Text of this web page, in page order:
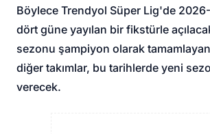
Böylece Trendyol Süper Lig'de
dört güne yayılan bir fikstürle
sezonu şampiyon olarak
diğer takımlar, bu tarihlerde yeni
verecek.